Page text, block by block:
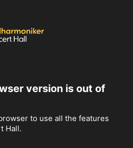
version is out of
to use all the features
Hall.